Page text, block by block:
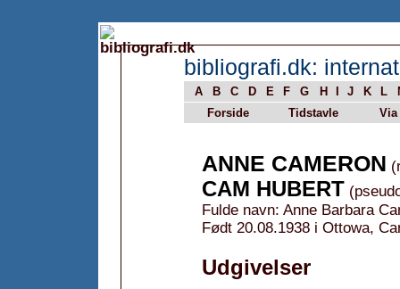
bibliografi.dk:
A B C D E F G H J K L
Forside
Tidstavle Via
ANNE CAMERON
CAM HUBERT
Fulde navn: Anne Barbara
Født 20.08.1938 i Ottowa,
Udgivelser